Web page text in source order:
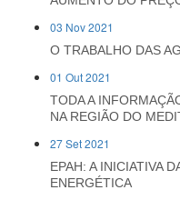
03 Nov 2021
O TRABALHO DAS
01 Out 2021
TODA A
NA REGIÃO DO
27 Set 2021
EPAH: A INICIATIVA
ENERGÉTICA